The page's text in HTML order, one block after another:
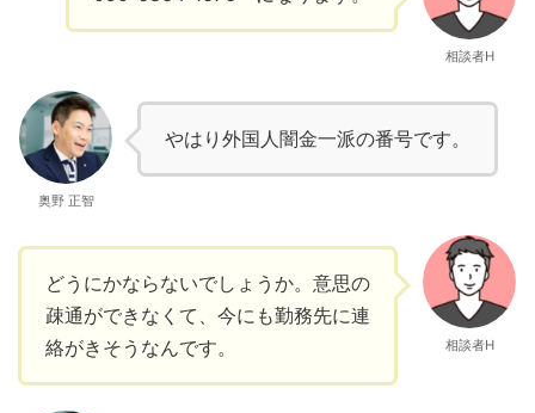
相談者H
奥野 正智
やはり外国人闇金一派の番号です。
どうにかならないでしょうか。意思の
疎通ができなくて、今にも勤務先に連
絡がきそうなんです。
相談者H